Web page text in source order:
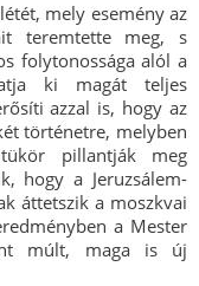
mely esemény az
teremtette meg, s
folytonossága alól a
ki magát teljes
azzal is, hogy az
történetre, melyben
pillantják meg
hogy a Jeruzsálem-
áttetszik a moszkvai
a Mester
múlt, maga is új